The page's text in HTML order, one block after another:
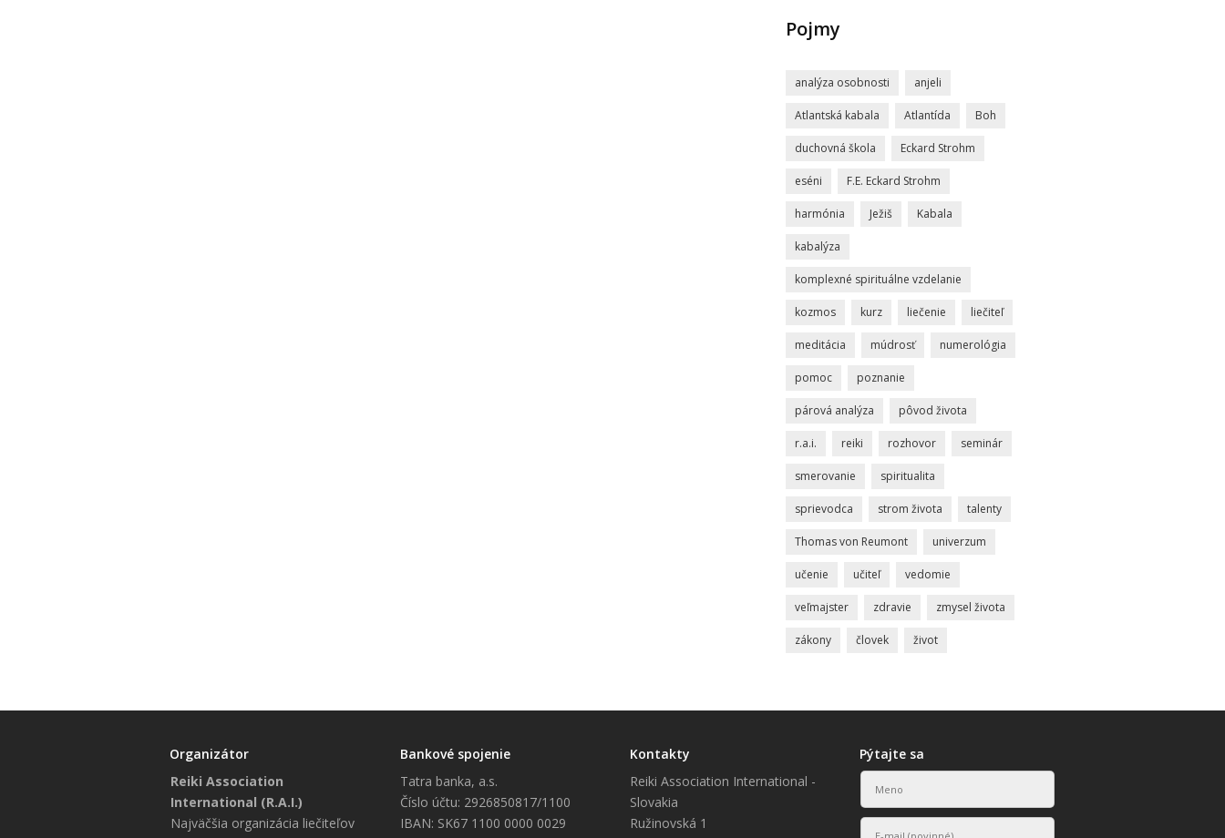
Pojmy
analýza osobnosti anjeli
Atlantská kabala Atlantída Boh
duchovná škola Eckard Strohm
eséni F.E. Eckard Strohm
harmónia Ježiš Kabala
kabalýza
komplexné spirituálne vzdelanie
kozmos kurz liečenie liečiteľ
meditácia múdrosť numerológia
pomoc poznanie
párová analýza pôvod života
r.a.i. reiki rozhovor seminár
smerovanie spiritualita
sprievodca strom života talenty
Thomas von Reumont univerzum
učenie učiteľ vedomie
veľmajster zdravie zmysel života
zákony človek život
Organizátor
Reiki Association
International (R.A.I.)
Najväčšia organizácia liečiteľov
Bankové spojenie
Tatra banka, a.s.
Číslo účtu: 2926850817/1100
IBAN: SK67 1100 0000 0029
Kontakty
Reiki Association International -
Slovakia
Ružinovská 1
Pýtajte sa